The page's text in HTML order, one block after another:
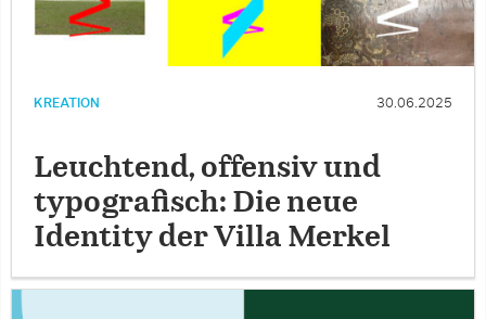
KREATION 30.06.2025
Leuchtend, offensiv und
typografisch: Die neue
Identity der Villa Merkel